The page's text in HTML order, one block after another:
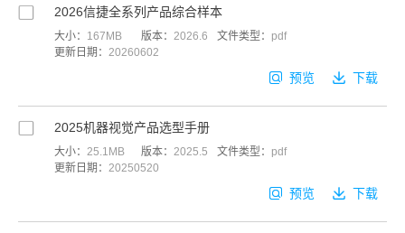
预览 下载
2026信捷全系列产品综合样本
大小： 167MB 版本： 2026.6 文件类型： pdf
更新日期： 20260602
预览 下载
2025机器视觉产品选型手册
大小： 25.1MB 版本： 2025.5 文件类型： pdf
更新日期： 20250520